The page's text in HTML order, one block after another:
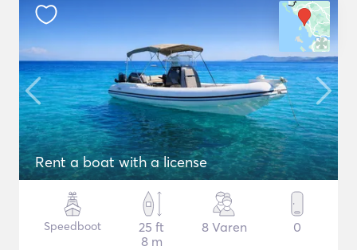
Rent a boat with a license
Speedboot
25 ft
8 m
8 Varen 0